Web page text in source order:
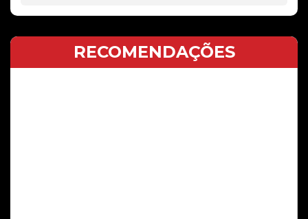
RECOMENDAÇÕES